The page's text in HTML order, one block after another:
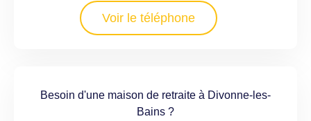
Voir le téléphone
Besoin d'une maison de retraite à Divonne-les-
Bains ?